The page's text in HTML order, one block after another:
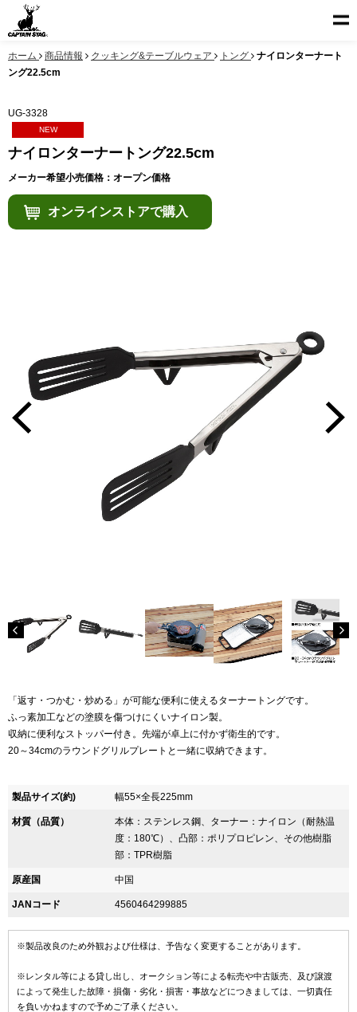
ホーム 商品情報 クッキング&テーブルウェア トング
ナイロンターナート
ング22.5cm
UG-3328
NEW
ナイロンターナートング22.5cm
メーカー希望小売価格：オープン価格
オンラインストアで購入
「返す・つかむ・炒める」が可能な便利に使えるターナートングです。
ふっ素加工などの塗膜を傷つけにくいナイロン製。
収納に便利なストッパー付き。先端が卓上に付かず衛生的です。
20～34cmのラウンドグリルプレートと一緒に収納できます。
製品サイズ(約) 幅55×全長225mm
材質（品質）
本体：ステンレス鋼、ターナー：ナイロン（耐熱温
度：180℃）、凸部：ポリプロピレン、その他樹脂
部：TPR樹脂
原産国 中国
JANコード 4560464299885
※製品改良のため外観および仕様は、予告なく変更することがあります。
※レンタル等による貸し出し、オークション等による転売や中古販売、及び譲渡
によって発生した故障・損傷・劣化・損害・事故などにつきましては、一切責任
を負いかねますので予めご了承ください。